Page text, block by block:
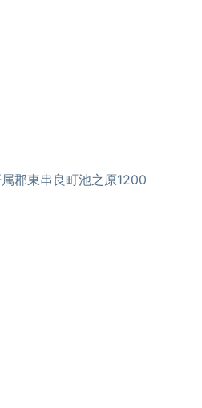
郡東串良町池之原1200